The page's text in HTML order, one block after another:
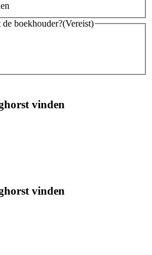
boekhouder?(Vereist)
vinden
vinden